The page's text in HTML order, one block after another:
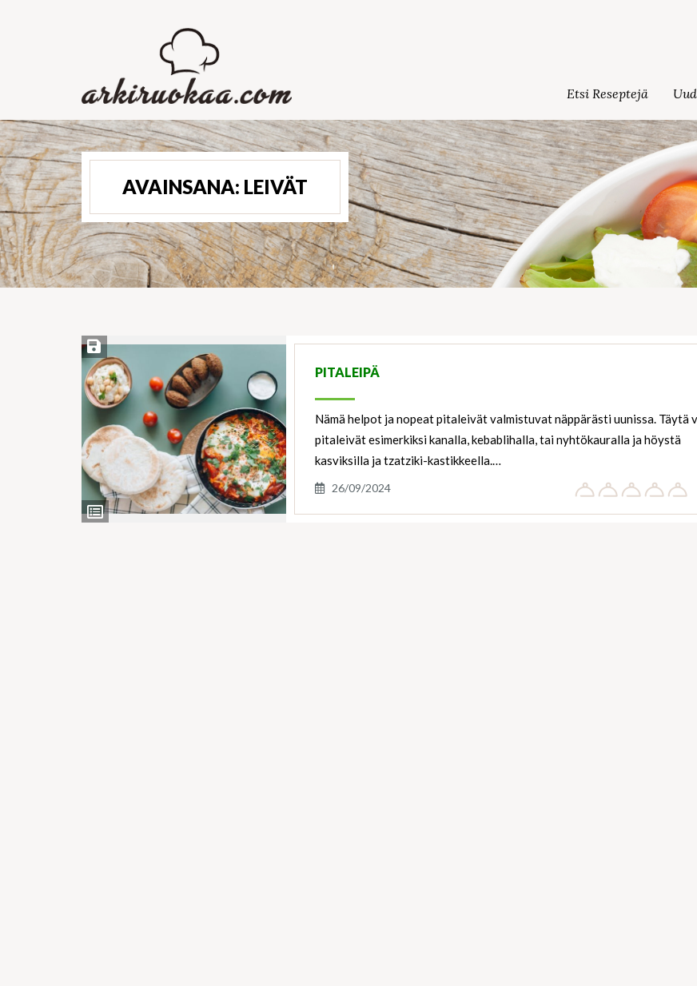
Etsi Reseptejä
AVAINSANA: LEIVÄT
View
Ingredients
Save Recipe
PITALEIPÄ
Nämä helpot ja nopeat pitaleivät valmistuvat näppärästi uunissa. Täytä
pitaleivät esimerkiksi kanalla, kebablihalla, tai nyhtökauralla ja höystä
kasviksilla ja tzatziki-kastikkeella.…
26/09/2024